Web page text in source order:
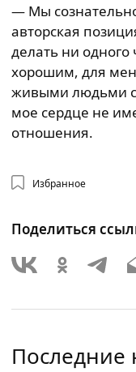
— Мы
авторская
делать ни
хорошим, для
живыми людьми
мое сердце не
отношения.
Избранное
Поделиться
Последние